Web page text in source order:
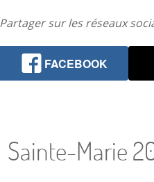
Partager sur les réseaux
FACEBOOK
Sainte-Marie